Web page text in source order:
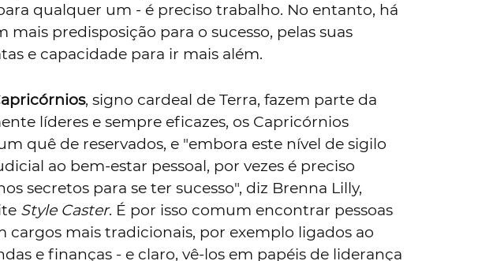
qualquer um - é preciso trabalho. No entanto, há
mais predisposição para o sucesso, pelas suas
e capacidade para ir mais além.
, signo cardeal de Terra, fazem parte da
líderes e sempre eficazes, os Capricórnios
quê de reservados, e "embora este nível de sigilo
ao bem-estar pessoal, por vezes é preciso
secretos para se ter sucesso", diz Brenna Lilly,
Style Caster. É por isso comum encontrar pessoas
cargos mais tradicionais, por exemplo ligados ao
e finanças - e claro, vê-los em papéis de liderança